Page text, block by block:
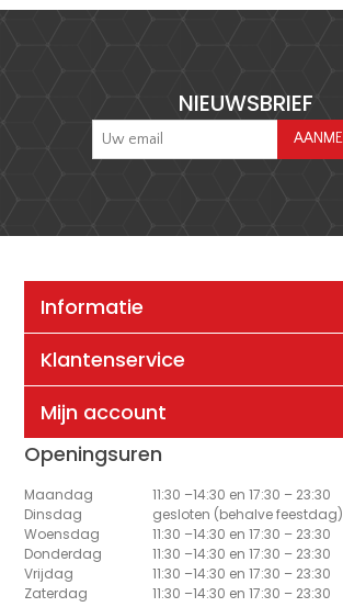
NIEUWSBRIEF
Informatie
Klantenservice
Mijn account
Openingsuren
Maandag
11:30 –14:30 en 17:30 – 23:30
Dinsdag
gesloten (behalve feestdag)
Woensdag
11:30 –14:30 en 17:30 – 23:30
Donderdag
11:30 –14:30 en 17:30 – 23:30
Vrijdag
11:30 –14:30 en 17:30 – 23:30
Zaterdag
11:30 –14:30 en 17:30 – 23:30